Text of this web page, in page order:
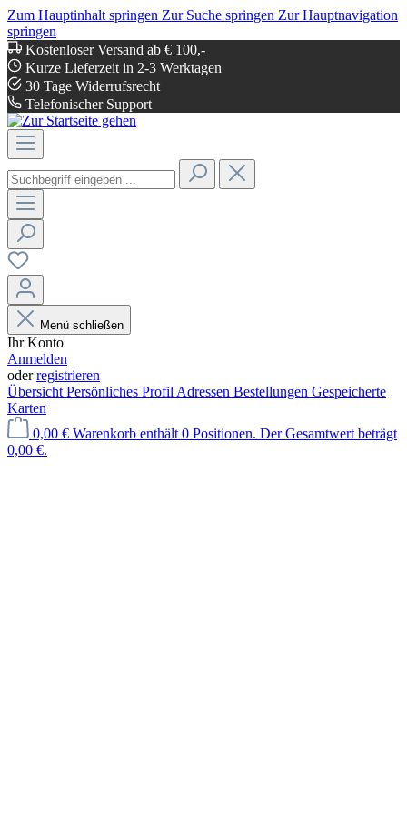
Zum Hauptinhalt springen Zur Suche springen Zur Hauptnavigation
springen
Kostenloser Versand ab € 100,-
Kurze Lieferzeit in 2-3 Werktagen
30 Tage Widerrufsrecht
Telefonischer Support
Menü schließen
Ihr Konto
Anmelden
oderregistrieren
Übersicht Persönliches Profil Adressen Bestellungen Gespeicherte
Karten
0,00 € Warenkorb enthält 0 Positionen. Der Gesamtwert beträgt
0,00 €.